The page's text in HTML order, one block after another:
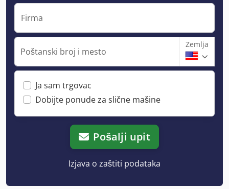
Firma
Poštanski broj i mesto
Zemlja
Ja sam trgovac
Dobijte ponude za slične mašine
Pošalji upit
Izjava o zaštiti podataka